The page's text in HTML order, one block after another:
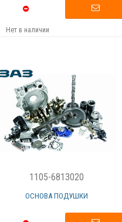
Нет в наличии
1105-6813020
ОСНОВА ПОДУШКИ